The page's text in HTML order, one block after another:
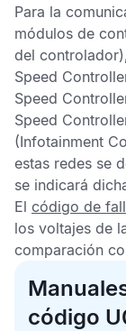
Para la
módulos de
del
Speed
Speed
Speed
(Infotainment
estas redes se
se indicará
El código de
los voltajes de
comparación
código